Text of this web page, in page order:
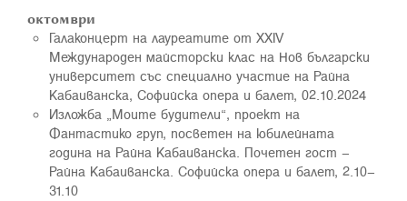
октомври
Галаконцерт на лауреатите от XXIV
Международен майсторски клас на Нов български
университет със специално участие на Райна
Кабаиванска, Софийска опера и балет, 02.10.2024
Изложба „Моите будители“, проект на
Фантастико груп, посветен на юбилейната
година на Райна Кабаиванска. Почетен гост –
Райна Кабаиванска. Софийска опера и балет, 2.10–
31.10